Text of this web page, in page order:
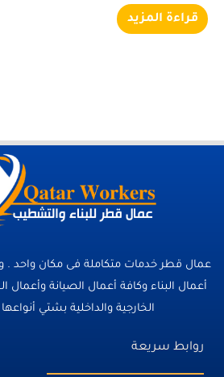
قراءة المزيد
عمال قطر خدمات متكاملة فى مكان
أعمال البناء وكافة أعمال الصيانة وأعمال
الخارجية والداخلية بشتي
روابط سريعة